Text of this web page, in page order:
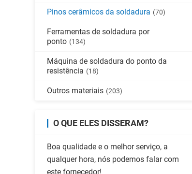
Pinos cerâmicos da soldadura (70)
Ferramentas de soldadura por
ponto (134)
Máquina de soldadura do ponto da
resistência (18)
Outros materiais (203)
O QUE ELES DISSERAM?
Boa qualidade e o melhor serviço, a
qualquer hora, nós podemos falar com
este fornecedor!